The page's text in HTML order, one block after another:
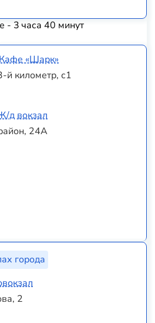
- 3 часа 40 минут
«Шарк»
й километр, с1
д вокзал
24А
города
2